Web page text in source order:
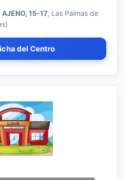
AJENO, 15-17, Las Palmas de
del Centro